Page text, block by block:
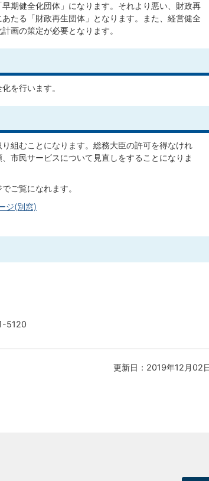
期健全化団体」になります。それより悪い、財政再
たる「財政再生団体」となります。また、経営健全
画の策定が必要となります。
を行います。
組むことになります。総務大臣の許可を得なけれ
市民サービスについて見直しをすることになりま
ご覧になれます。
ジ(別窓)
5120
更新日：2019年12月02